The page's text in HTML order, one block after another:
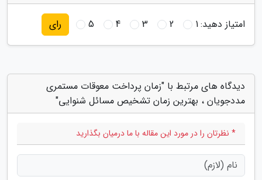
امتیاز دهید:1
2
3
4
5 رای
دیدگاه های مرتبط با "زمان پرداخت معوقات مستمری
مددجویان ، بهترین زمان تشخیص مسائل شنوایی"
* نظرتان را در مورد این مقاله با ما درمیان بگذارید